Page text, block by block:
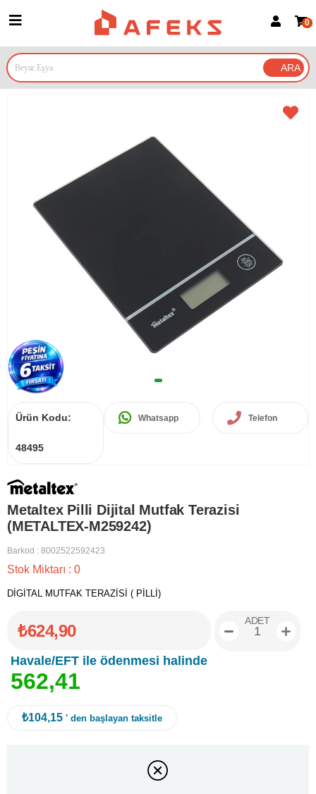
Google İle Bağlan
0
Ürün Kodu:
48495
Whatsapp Telefon
Metaltex Pilli Dijital Mutfak Terazisi
(METALTEX-M259242)
Barkod : 8002522592423
Stok Miktarı : 0
DİGİTAL MUTFAK TERAZİSİ ( PİLLİ)
₺624,90
Havale/EFT ile ödenmesi halinde
562,41
ADET
₺104,15 ' den başlayan taksitle